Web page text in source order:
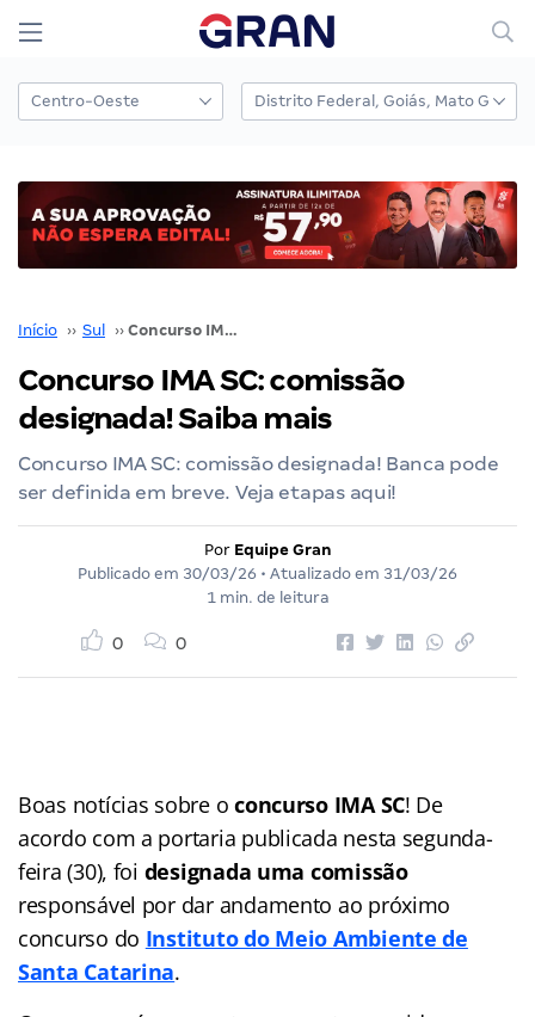
Início ›› Sul ›› Concurso IMA SC: comissão designada! Saiba mais
Concurso IMA SC: comissão
designada! Saiba mais
Concurso IMA SC: comissão designada! Banca pode
ser definida em breve. Veja etapas aqui!
Por Equipe Gran
Publicado em 30/03/26 • Atualizado em 31/03/26
1 min. de leitura
0 0
Boas notícias sobre oconcurso IMA SC! De
acordo com a portaria publicada nesta segunda-
feira (30), foi designada uma comissão
responsável por dar andamento ao próximo
concurso do Instituto do Meio Ambiente de
Santa Catarina.